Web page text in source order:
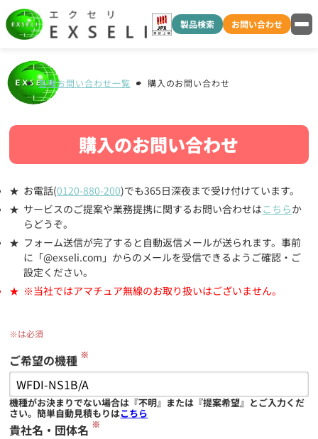
製品検索 お問い合わせ
各種お問い合わせ一覧 購入のお問い合わせ
購入のお問い合わせ
お電話(0120-880-200)でも365日深夜まで受け付けています。
サービスのご提案や業務提携に関するお問い合わせはこちらか
らどうぞ。
フォーム送信が完了すると自動返信メールが送られます。事前
に「@exseli.com」からのメールを受信できるようご確認・ご
設定ください。
※当社ではアマチュア無線のお取り扱いはございません。
※は必須
ご希望の機種 ※
機種がお決まりでない場合は『不明』または『提案希望』とご入力くだ
さい。簡単自動見積もりはこちら
貴社名・団体名 ※